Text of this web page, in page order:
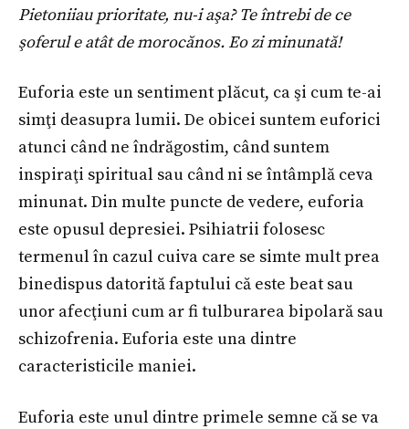
Pietoniiau prioritate, nu-iaşa? Te întrebi de ce
şoferul e atât de morocănos. Eo zi minunată!
Euforia este un sentiment plăcut, ca şi cum te-ai
simţi deasupra lumii. De obicei suntem euforici
atunci când ne îndrăgostim, când suntem
inspiraţi spiritual sau când ni se întâmplă ceva
minunat. Din multe puncte de vedere, euforia
este opusul depresiei. Psihiatrii folosesc
termenul în cazul cuiva care se simte mult prea
binedispus datorită faptului că este beat sau
unor afecţiuni cum ar fi tulburarea bipolară sau
schizofrenia. Euforia este una dintre
caracteristicile maniei.
Euforia este unul dintre primele semne că se va